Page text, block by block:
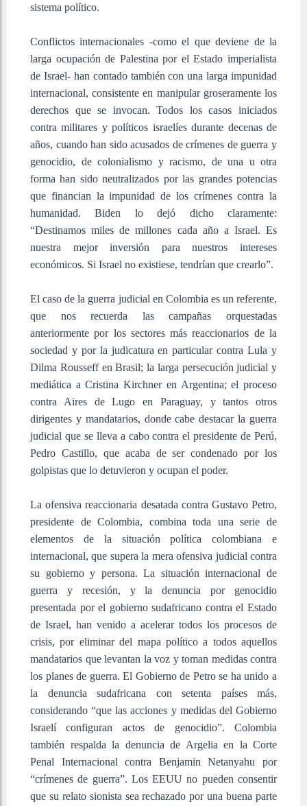
sistema político.
Conflictos internacionales -como el que deviene de la
larga ocupación de Palestina por el Estado imperialista
de Israel- han contado también con una larga impunidad
internacional, consistente en manipular groseramente los
derechos que se invocan. Todos los casos iniciados
contra militares y políticos israelíes durante decenas de
años, cuando han sido acusados de crímenes de guerra y
genocidio, de colonialismo y racismo, de una u otra
forma han sido neutralizados por las grandes potencias
que financian la impunidad de los crímenes contra la
humanidad. Biden lo dejó dicho claramente:
“Destinamos miles de millones cada año a Israel. Es
nuestra mejor inversión para nuestros intereses
económicos. Si Israel no existiese, tendrían que crearlo”.
El caso de la guerra judicial en Colombia es un referente,
que nos recuerda las campañas orquestadas
anteriormente por los sectores más reaccionarios de la
sociedad y por la judicatura en particular contra Lula y
Dilma Rousseff en Brasil; la larga persecución judicial y
mediática a Cristina Kirchner en Argentina; el proceso
contra Aires de Lugo en Paraguay, y tantos otros
dirigentes y mandatarios, donde cabe destacar la guerra
judicial que se lleva a cabo contra el presidente de Perú,
Pedro Castillo, que acaba de ser condenado por los
golpistas que lo detuvieron y ocupan el poder.
La ofensiva reaccionaria desatada contra Gustavo Petro,
presidente de Colombia, combina toda una serie de
elementos de la situación política colombiana e
internacional, que supera la mera ofensiva judicial contra
su gobierno y persona. La situación internacional de
guerra y recesión, y la denuncia por genocidio
presentada por el gobierno sudafricano contra el Estado
de Israel, han venido a acelerar todos los procesos de
crisis, por eliminar del mapa político a todos aquellos
mandatarios que levantan la voz y toman medidas contra
los planes de guerra. El Gobierno de Petro se ha unido a
la denuncia sudafricana con setenta países más,
considerando “que las acciones y medidas del Gobierno
Israelí configuran actos de genocidio”. Colombia
también respalda la denuncia de Argelia en la Corte
Penal Internacional contra Benjamin Netanyahu por
“crímenes de guerra”. Los EEUU no pueden consentir
que su relato sionista sea rechazado por una buena parte